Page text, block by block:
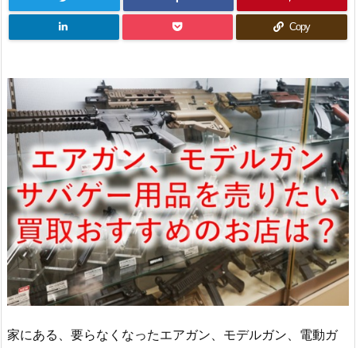
Copy
家にある、要らなくなったエアガン、モデルガン、電動ガ